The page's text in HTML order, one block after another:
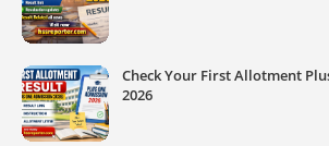
Check Your First Allotment
2026